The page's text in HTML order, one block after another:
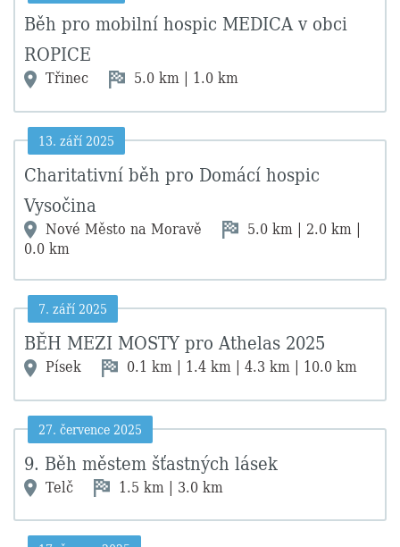
Běh pro mobilní hospic MEDICA v obci
ROPICE
Třinec 5.0 km | 1.0 km
13. září 2025
Charitativní běh pro Domácí hospic
Vysočina
Nové Město na Moravě
5.0 km | 2.0 km |
0.0 km
7. září 2025
BĚH MEZI MOSTY pro Athelas 2025
Písek 0.1 km | 1.4 km | 4.3 km | 10.0 km
27. července 2025
9. Běh městem šťastných lásek
Telč 1.5 km | 3.0 km